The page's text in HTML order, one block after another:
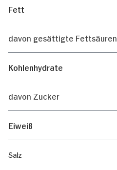
Fett
davon gesättigte Fettsäuren
Kohlenhydrate
davon Zucker
Eiweiß
Salz